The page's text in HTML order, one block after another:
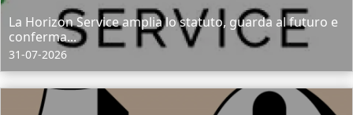
La Horizon Service amplia lo statuto, guarda al futuro e
conferma...
31-07-2026